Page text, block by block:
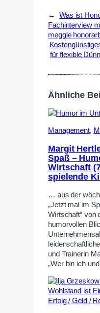
←
Was ist
Fachinterview
meggle
für flexible
Ähnliche
Management,
Margit
Spaß –
Wirtschaft
spielende
… aus der
„Jetzt mal im
Wirtschaft“ von
humorvollen
und Trainerin
„Wer bin ich